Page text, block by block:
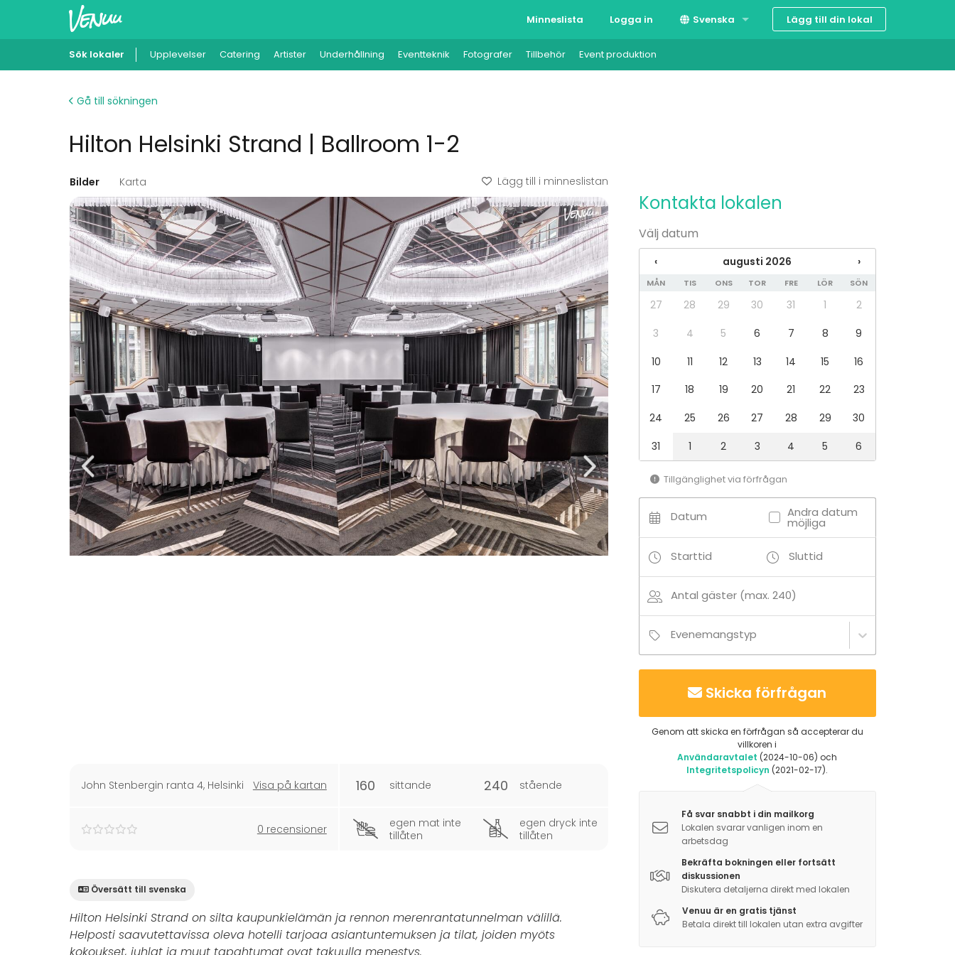
Minneslista Logga in Svenska Lägg till din lokal
Sök lokaler Upplevelser Catering Artister Underhållning Eventteknik Fotografer Tillbehör Event produktion
Gå till sökningen
Hilton Helsinki Strand | Ballroom 1-2
Bilder Karta Lägg till i minneslistan
John Stenbergin ranta 4, Helsinki Visa på kartan
0 recensioner
160 sittande 240 stående
egen mat inte
tillåten
egen dryck inte
tillåten
Översätt till svenska
Hilton Helsinki Strand on silta kaupunkielämän ja rennon merenrantatunnelman välillä.
Helposti saavutettavissa oleva hotelli tarjoaa asiantuntemuksen ja tilat, joiden myöts
Kontakta lokalen
Välj datum
‹ augusti 2026 ›
MÅN TIS ONS TOR FRE LÖR SÖN
27 28 29 30 31 1
2
3
4 5 6 7 8
9
10
11 12 13 14 15
16
17
18 19 20 21 22
23
24
25 26 27 28 29
30
31
1 2 3 4 5 6
Tillgänglighet via förfrågan
Datum Andra datum
möjliga
Starttid Sluttid
Antal gäster (max. 240)
Evenemangstyp
Skicka förfrågan
Genom att skicka en förfrågan så accepterar du
villkoren i
Användaravtalet (2024-10-06) och
Integritetspolicyn (2021-02-17).
Få svar snabbt i din mailkorg
Lokalen svarar vanligen inom en
arbetsdag
Bekräfta bokningen eller fortsätt
diskussionen
Diskutera detaljerna direkt med lokalen
Venuu är en gratis tjänst
Betala direkt till lokalen utan extra avgifter